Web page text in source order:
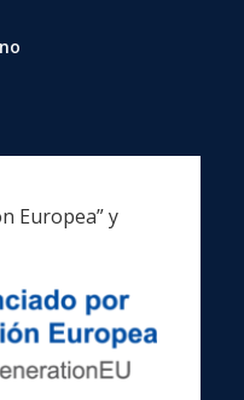
Europea” y